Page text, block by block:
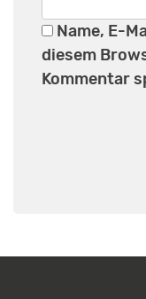
Name, E-
diesem
Kommentar